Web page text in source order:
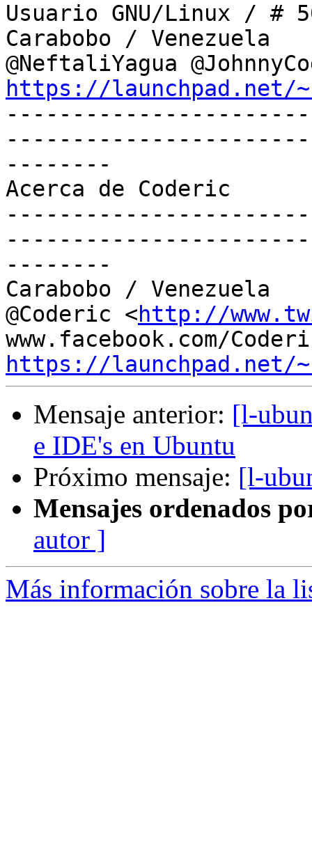
Usuario GNU/Linux / #
Carabobo / Venezuela
https://launchpad.net/
--------
Acerca de Coderic
--------
Carabobo / Venezuela
@Coderic <http://
https://launchpad.net/
Mensaje anterior: [l-
e IDE's en Ubuntu
Próximo mensaje: [l-
Mensajes ordenados
autor ]
Más información sobre la